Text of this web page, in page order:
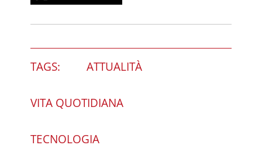
TAGS: ATTUALITÀ
VITA QUOTIDIANA
TECNOLOGIA